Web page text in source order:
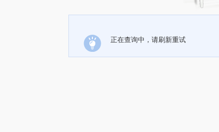
正在查询中，请刷新重试